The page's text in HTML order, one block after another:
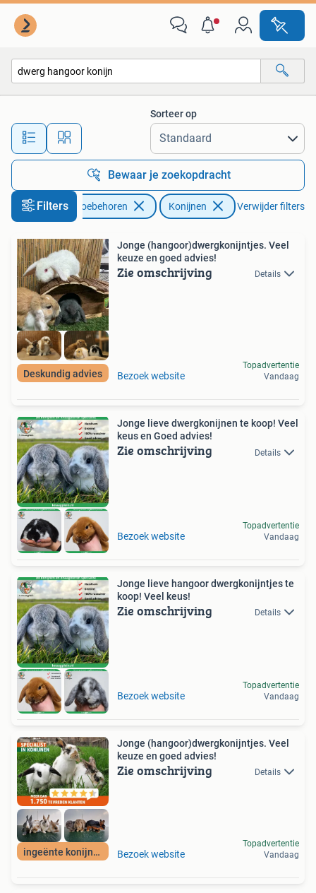
Alle afstanden…
Sorteer op
Bewaar je zoekopdracht
Filters
Dieren en Toebehoren Konijnen Verwijder filters
Deskundig advies
Jonge (hangoor)dwergkonijntjes. Veel
keuze en goed advies!
Zie omschrijving Details
Bezoek website
Topadvertentie
Vandaag
Jonge lieve dwergkonijnen te koop! Veel
keus en Goed advies!
Zie omschrijving Details
Bezoek website
Topadvertentie
Vandaag
Jonge lieve hangoor dwergkonijntjes te
koop! Veel keus!
Zie omschrijving Details
Bezoek website
Topadvertentie
Vandaag
ingeënte konijnen
Jonge (hangoor)dwergkonijntjes. Veel
keuze en goed advies!
Zie omschrijving Details
Bezoek website
Topadvertentie
Vandaag